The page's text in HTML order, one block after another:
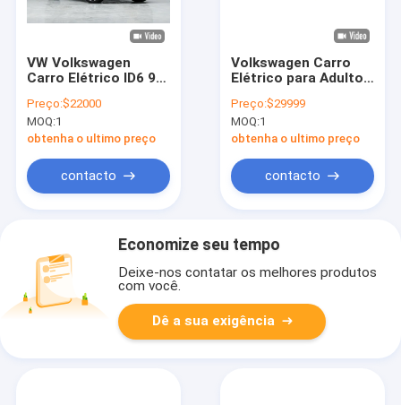
VW Volkswagen
Carro Elétrico ID6 9
Carregamento Com
Interior Espaçoso
Preço:$22000
MOQ:1
obtenha o ultimo preço
contacto
Volkswagen Carro
Elétrico para Adultos
Veículo Usado de
Nova Energia
Preço:$29999
MOQ:1
obtenha o ultimo preço
contacto
Economize seu tempo
Deixe-nos contatar os melhores produtos
com você.
Dê a sua exigência